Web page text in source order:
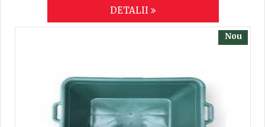
DETALII
Nou